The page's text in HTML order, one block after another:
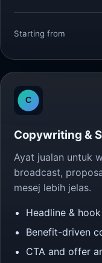
Starting from
Copywriting &
Ayat jualan untuk
broadcast,
mesej lebih jelas.
Headline & hook
Benefit-driven
CTA and offer